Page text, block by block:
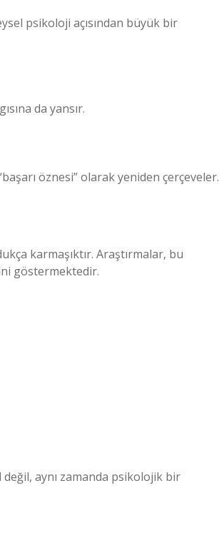
psikoloji açısından büyük bir
da yansır.
öznesi” olarak yeniden çerçeveler.
karmaşıktır. Araştırmalar, bu
göstermektedir.
aynı zamanda psikolojik bir